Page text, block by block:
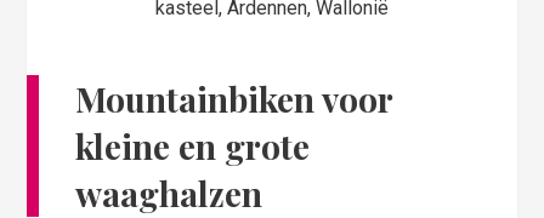
Mountainbiken voor
kleine en grote
waaghalzen